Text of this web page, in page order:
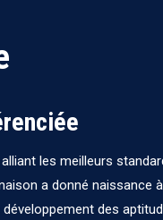
les meilleurs
a donné naissance
des